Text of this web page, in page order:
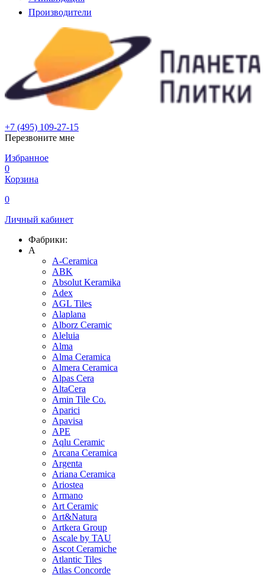
Производители
+7 (495) 109-27-15
Перезвоните мне
Избранное
0
Корзина
0
Личный кабинет
Фабрики:
A
A-Ceramica
ABK
Absolut Keramika
Adex
AGL Tiles
Alaplana
Alborz Ceramic
Aleluia
Alma
Alma Ceramica
Almera Ceramica
Alpas Cera
AltaCera
Amin Tile Co.
Aparici
Apavisa
APE
Aqlu Ceramic
Arcana Ceramica
Argenta
Ariana Ceramica
Ariostea
Armano
Art Ceramic
Art&Natura
Artkera Group
Ascale by TAU
Ascot Ceramiche
Atlantic Tiles
Atlas Concorde